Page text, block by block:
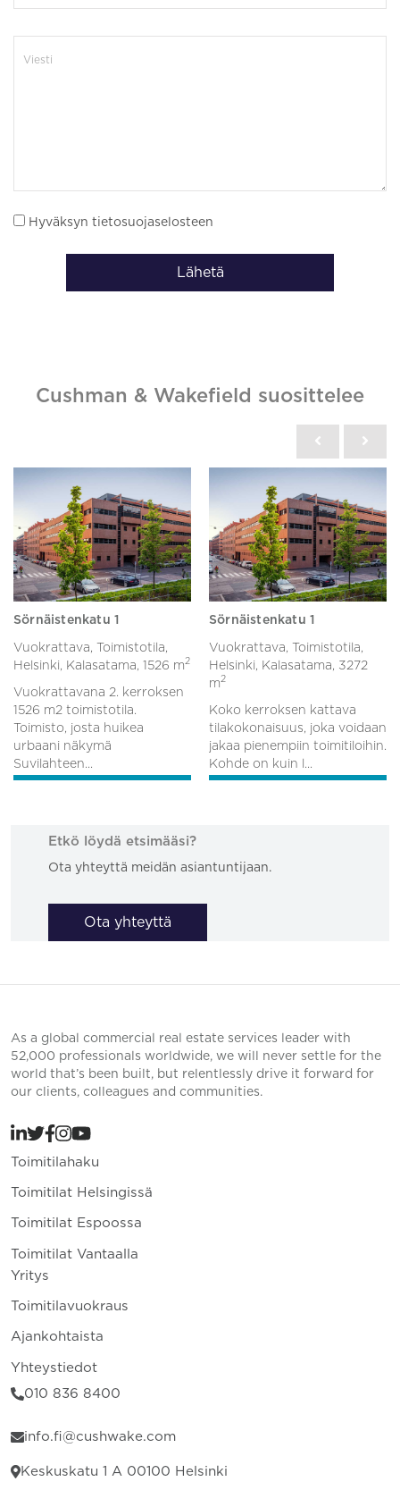
Hyväksyn tietosuojaselosteen
Lähetä
Cushman & Wakefield suosittelee
Sörnäistenkatu 1
Vuokrattava, Toimistotila,
Helsinki, Kalasatama, 1526 m2
Vuokrattavana 2. kerroksen
1526 m2 toimistotila.
Toimisto, josta huikea
urbaani näkymä
Suvilahteen...
Sörnäistenkatu 1
Vuokrattava, Toimistotila,
Helsinki, Kalasatama, 3272
m2
Koko kerroksen kattava
tilakokonaisuus, joka voidaan
jakaa pienempiin toimitiloihin.
Kohde on kuin l...
Etkö löydä etsimääsi?
Ota yhteyttä meidän asiantuntijaan.
Ota yhteyttä
As a global commercial real estate services leader with
52,000 professionals worldwide, we will never settle for the
world that’s been built, but relentlessly drive it forward for
our clients, colleagues and communities.
Toimitilahaku
Toimitilat Helsingissä
Toimitilat Espoossa
Toimitilat Vantaalla
Yritys
Toimitilavuokraus
Ajankohtaista
Yhteystiedot
010 836 8400
info.fi@cushwake.com
Keskuskatu 1 A 00100 Helsinki